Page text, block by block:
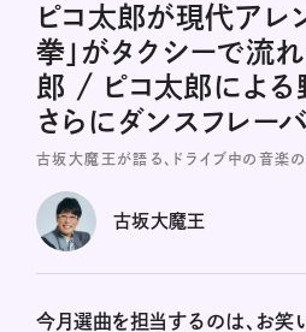
ピコ太郎が現代アレ
拳」がタクシーで流
郎 / ピコ太郎による
さらにダンスフレー
古坂大魔王が語る、ドライブ中の音楽
古坂大魔王
今月選曲を担当するのは、お笑